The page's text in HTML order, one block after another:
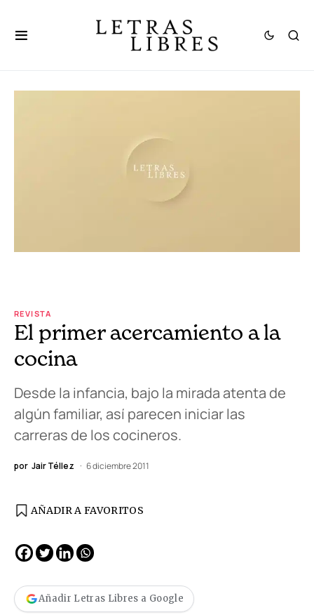
REVISTA
El primer acercamiento a la
cocina
Desde la infancia, bajo la mirada atenta de
algún familiar, así parecen iniciar las
carreras de los cocineros.
por Jair Téllez 6 diciembre 2011
AÑADIR A FAVORITOS
Añadir Letras Libres a Google